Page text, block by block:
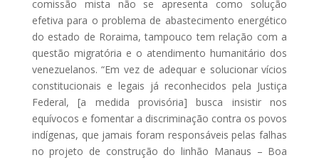
comissão mista não se apresenta como solução
efetiva para o problema de abastecimento energético
do estado de Roraima, tampouco tem relação com a
questão migratória e o atendimento humanitário dos
venezuelanos. “Em vez de adequar e solucionar vícios
constitucionais e legais já reconhecidos pela Justiça
Federal, [a medida provisória] busca insistir nos
equívocos e fomentar a discriminação contra os povos
indígenas, que jamais foram responsáveis pelas falhas
no projeto de construção do linhão Manaus – Boa